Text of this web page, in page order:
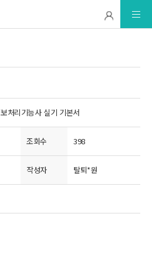
처리기능사 실기 기본서
조회수 398
작성자 탈퇴*원